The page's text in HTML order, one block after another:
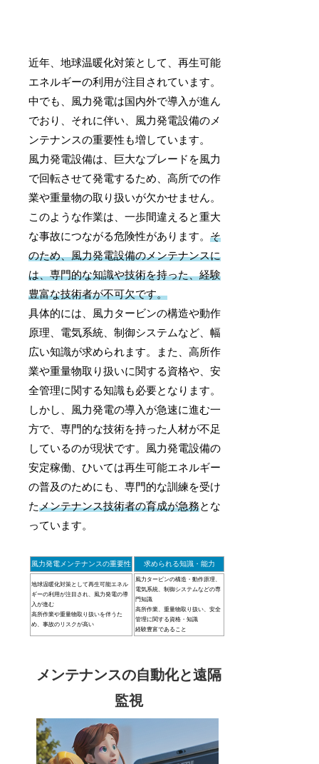
近年、地球温暖化対策として、再生可能
エネルギーの利用が注目されています。
中でも、風力発電は国内外で導入が進ん
でおり、それに伴い、風力発電設備のメ
ンテナンスの重要性も増しています。
風力発電設備は、巨大なブレードを風力
で回転させて発電するため、高所での作
業や重量物の取り扱いが欠かせません。
このような作業は、一歩間違えると重大
な事故につながる危険性があります。そ
のため、風力発電設備のメンテナンスに
は、専門的な知識や技術を持った、経験
豊富な技術者が不可欠です。
具体的には、風力タービンの構造や動作
原理、電気系統、制御システムなど、幅
広い知識が求められます。また、高所作
業や重量物取り扱いに関する資格や、安
全管理に関する知識も必要となります。
しかし、風力発電の導入が急速に進む一
方で、専門的な技術を持った人材が不足
しているのが現状です。風力発電設備の
安定稼働、ひいては再生可能エネルギー
の普及のためにも、専門的な訓練を受け
たメンテナンス技術者の育成が急務とな
っています。
風力発電メンテナンスの重要性 求められる知識・能力
地球温暖化対策として再生可能エネル
ギーの利用が注目され、風力発電の導
入が進む
高所作業や重量物取り扱いを伴うた
め、事故のリスクが高い
風力タービンの構造・動作原理、
電気系統、制御システムなどの専
門知識
高所作業、重量物取り扱い、安全
管理に関する資格・知識
経験豊富であること
メンテナンスの自動化と遠隔
監視